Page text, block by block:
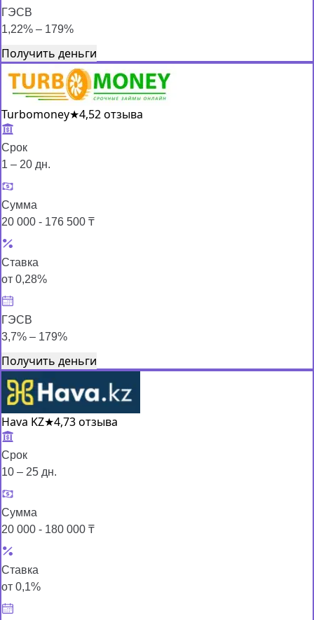
ГЭСВ
1,22% – 179%
Получить деньги
Turbomoney★4,52 отзыва
Срок
1 – 20 дн.
Сумма
20 000 - 176 500 ₸
Ставка
от 0,28%
ГЭСВ
3,7% – 179%
Получить деньги
Hava KZ★4,73 отзыва
Срок
10 – 25 дн.
Сумма
20 000 - 180 000 ₸
Ставка
от 0,1%